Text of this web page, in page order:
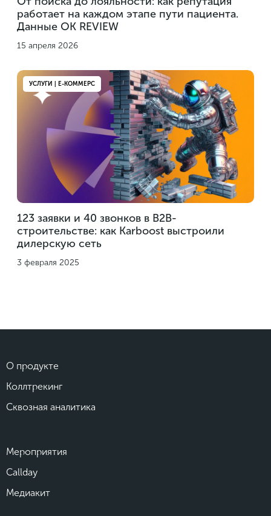
работает на каждом этапе пути пациента.
Данные OK REVIEW
15 апреля 2026
УСЛУГИ | Е-КОММЕРС
123 заявки и 40 звонков в B2B-
строительстве: как Karboost выстроили
дилерскую сеть
3 февраля 2025
О продукте
Коллтрекинг
Сквозная аналитика
Мероприятия
Callday
Медиакит